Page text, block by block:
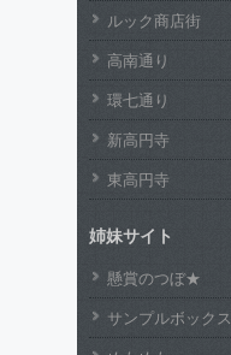
ルック商店街
高南通り
環七通り
新高円寺
東高円寺
姉妹サイト
懸賞のつぼ★
サンプルボックス